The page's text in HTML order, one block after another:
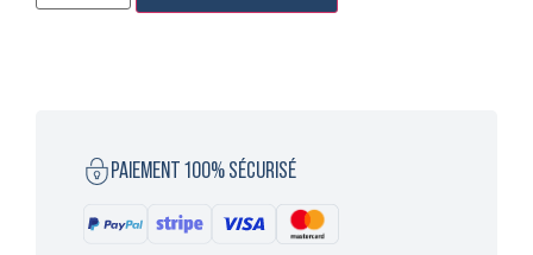
PAIEMENT 100% SÉCURISÉ